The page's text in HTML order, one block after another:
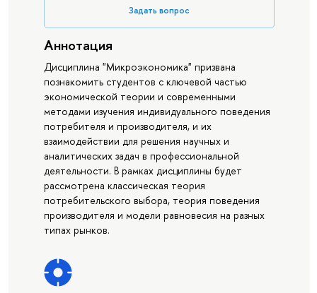
Задать вопрос
Аннотация
Дисциплина "Микроэкономика" призвана
познакомить студентов с ключевой частью
экономической теории и современными
методами изучения индивидуального поведения
потребителя и производителя, и их
взаимодействии для решения научных и
аналитических задач в профессиональной
деятельности. В рамках дисциплины будет
рассмотрена классическая теория
потребительского выбора, теория поведения
производителя и модели равновесия на разных
типах рынков.